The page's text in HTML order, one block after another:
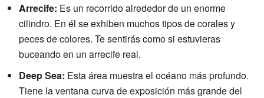
Arrecife: Es un recorrido alrededor de un enorme
cilindro. En él se exhiben muchos tipos de corales y
peces de colores. Te sentirás como si estuvieras
buceando en un arrecife real.
Deep Sea: Esta área muestra el océano más profundo.
Tiene la ventana curva de exposición más grande del